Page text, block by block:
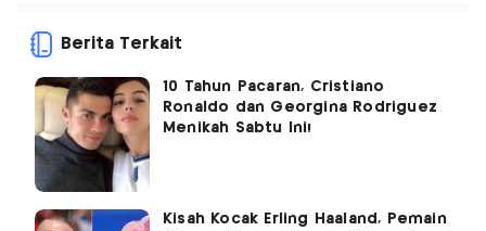
Berita Terkait
10 Tahun Pacaran, Cristiano
Ronaldo dan Georgina Rodriguez
Menikah Sabtu Ini!
Kisah Kocak Erling Haaland, Pemain